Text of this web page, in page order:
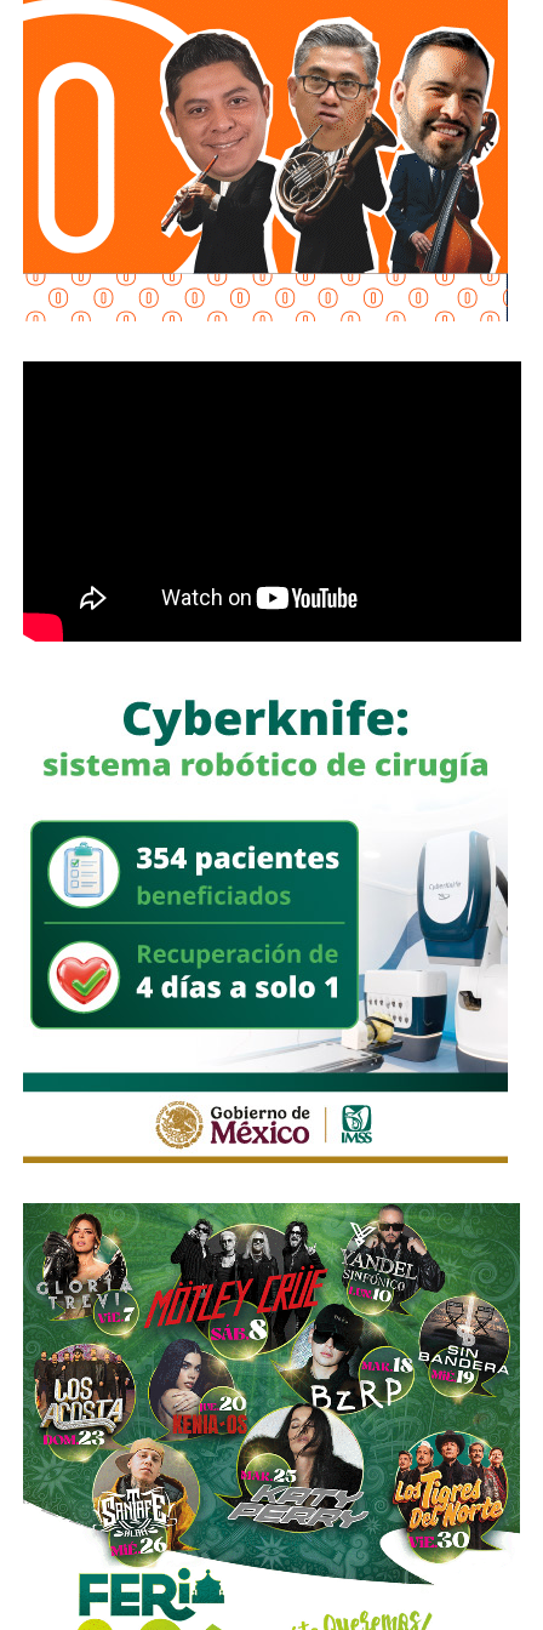
Asimismo, se establecen sanciones para quienes, durante
un proceso judicial o existiendo una resolución firme,
enajenen intencionalmente de manera parcial o total sus
bienes con la finalidad de eludir obligaciones alimentarias.
De igual manera, se sancionará a quienes, teniendo
conocimiento de la existencia de una obligación
alimentaria o de un proceso judicial en curso, ayuden al
deudor a ocultar bienes, acepten figurar como titulares
aparentes de estos o realicen actos jurídicos simulados
con el propósito de evitar que se cumplan las
También lee:
movimientos ligados al huachicol
alternativa,se contará con un acceso secundario por
avenida Simón Díaz, proveniente de avenida de la
Constitución.
Para la salida del recinto,el flujo vehicular se distribuirá
principalmente hacia Circuito Potosí,mediante la
incorporación desde avenida de las Torres. Como salida
secundaria, los automovilistas podrán continuar por esta
misma vialidad para incorporarse a avenida Simón Díaz,
con dirección a avenida de la Constitución y el
fraccionamiento Simón Díaz.
Como parte de la estrategia de movilidad, la avenida
será habilitado como callejón peatonal, mientras que el
segundo tramo funcionará como zona exclusiva para
La SSPC de la Capital exhorta a las y los asistentes a
la FENAPO a planificar sus traslados
, respetar la
señalización y las indicaciones del personal de Policía
Vial, así como considerar el uso de transporte público para
facilitar la movilidad en los alrededores del recinto.
Estas medidas buscan mantener un flujo vehicular
ordenado y seguro durante la feria, privilegiando tanto la
movilidad de quienes acuden al recinto como la seguridad
de peatones, usuarios del transporte público y habitantes
de las zonas aledañas.
2.0